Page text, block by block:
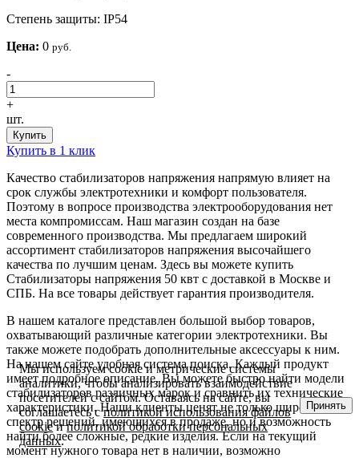
Степень защиты: IP54
Цена: 0 руб.
-
+
шт.
Купить
Купить в 1 клик
Качество стабилизаторов напряжения напрямую влияет на
срок службы электротехники и комфорт пользователя.
Поэтому в вопросе производства электрооборудования нет
места компромиссам. Наш магазин создан на базе
современного производства. Мы предлагаем широкий
ассортимент стабилизаторов напряжения высочайшего
качества по лучшим ценам. Здесь вы можете купить
Стабилизаторы напряжения 50 квт с доставкой в Москве и
СПБ. На все товары действует гарантия производителя.
В нашем каталоге представлен большой выбор товаров,
охватывающий различные категории электротехники. Вы
также можете подобрать дополнительные аксессуары к ним.
На нашем сайте удобная система поиска. Каждый продукт
имеет подробное описание. Вы можете быстро найти модели
стабилизаторов различных марок и сравнить их технические
характеристики. Наши клиенты ценят не только широкий
спектр решений, имеющихся в продаже, но и возможность
найти более сложные, редкие изделия. Если на текущий
момент нужного товара нет в наличии, возможно
Мы используем cookie и метрические системы
аналитики, чтобы анализировать взаимодействие
посетителей с сайтом. Оставаясь на сайте, вы
соглашаетесь сполитикой использования файлов
cookieиполитикой обработки персональных
данных.
Принять